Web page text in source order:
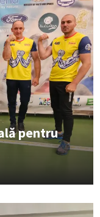
pentru